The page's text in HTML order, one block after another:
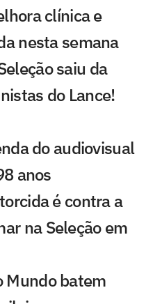
clínica e
nesta semana
saiu da
do Lance!
do audiovisual
anos
é contra a
na Seleção em
Mundo batem